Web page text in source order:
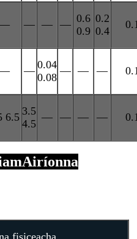
— — — 0.6
0.9
0.2
0.4
— 0.04
0.08
— — —
6.5 3.5
4.5
— — — —
Airíonna
fisiceacha